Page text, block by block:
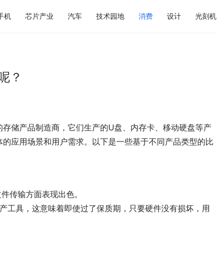
机 芯片产业 汽车 技术园地 消费 设计 光刻机
？
储产品制造商，它们生产的U盘、内存卡、移动硬盘等产
应用场景和用户需求。以下是一些基于不同产品类型的比
传输方面表现出色。
工具，这意味着即使过了保质期，只要硬件没有损坏，用